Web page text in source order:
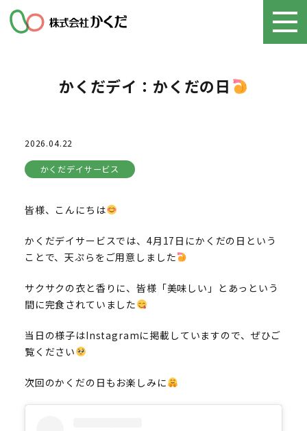
かくだデイ：かくだの日
2026.04.22
かくだデイサービス
皆様、こんにちは
かくだデイサービスでは、4月17日にかくだの日という
ことで、天ぷらをご用意しました
サクサクの衣と香りに、皆様「美味しい」とあっという
間に完食されていました
当日の様子はInstagramに掲載していますので、ぜひご
覧ください
次回のかくだの日もお楽しみに